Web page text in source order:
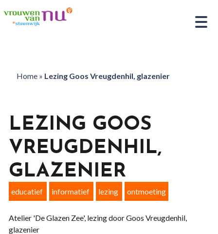
Home» Lezing Goos Vreugdenhil, glazenier
LEZING GOOS
VREUGDENHIL,
GLAZENIER
educatief informatief lezing ontmoeting
Atelier 'De Glazen Zee', lezing door Goos Vreugdenhil,
glazenier